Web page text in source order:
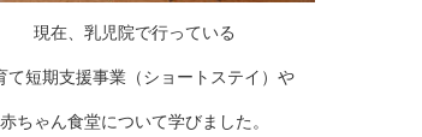
現在、乳児院で行っている
て短期支援事業（ショートステイ）や
赤ちゃん食堂について学びました。